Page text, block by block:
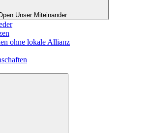
Unser Miteinander
ohne lokale Allianz